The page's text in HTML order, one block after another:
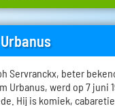
Servranckx, beter
Urbanus, werd op 7 juni
Hij is komiek,